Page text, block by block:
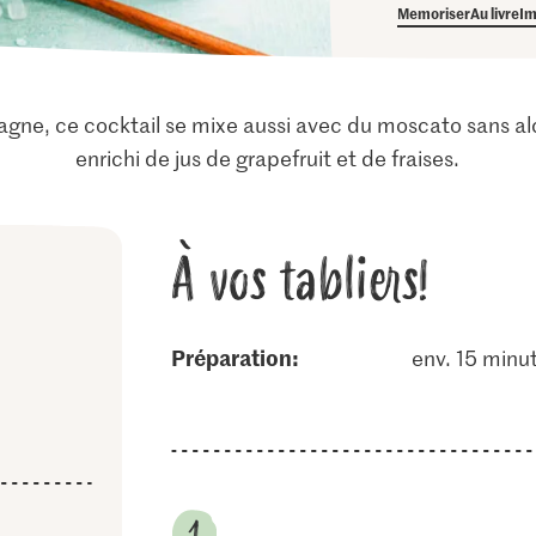
MemoriserAu livre
ce cocktail se mixe aussi avec du moscato sans
enrichi de jus de grapefruit et de fraises.
À vos tabliers!
Préparation: env. 15